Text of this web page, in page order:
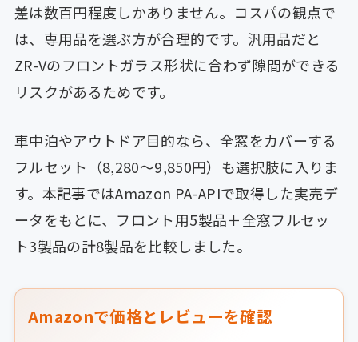
差は数百円程度しかありません。コスパの観点で
は、専用品を選ぶ方が合理的です。汎用品だと
ZR-Vのフロントガラス形状に合わず隙間ができる
リスクがあるためです。
車中泊やアウトドア目的なら、全窓をカバーする
フルセット（8,280〜9,850円）も選択肢に入りま
す。本記事ではAmazon PA-APIで取得した実売デ
ータをもとに、フロント用5製品＋全窓フルセッ
ト3製品の計8製品を比較しました。
Amazonで価格とレビューを確認